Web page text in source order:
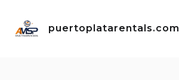
content
puertoplatarentals.com